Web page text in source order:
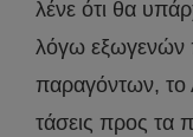
λένε ότι θα
λόγω εξωγενών
παραγόντων, το
τάσεις προς τα